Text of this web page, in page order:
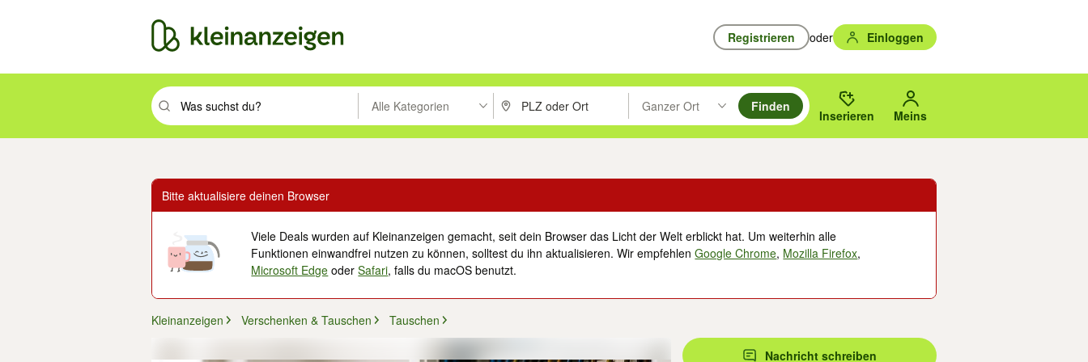
Registrieren oder Einloggen
Suchbegriff eingeben. Eingabetaste drücken um zu suchen, oder Vorschläge mit den Pfeiltasten nach oben/unten durchsuchen und mit Eingabetaste auswählen.
Alle Kategorien PLZ oder Ort eingeben. Eingabetaste drücken um zu suchen, oder Vorschläge mit den Pfeiltasten nach oben/
Ganzer Ort
Suche im Umkreis des gewählten Orts oder PLZ.
Finden
Inserieren Meins
Bitte aktualisiere deinen Browser
Viele Deals wurden auf Kleinanzeigen gemacht, seit dein Browser das Licht der Welt erblickt hat. Um weiterhin alle
Funktionen einwandfrei nutzen zu können, solltest du ihn aktualisieren. Wir empfehlenGoogle Chrome, Mozilla Firefox,
Microsoft Edge oderSafari, falls du macOS benutzt.
Kleinanzeigen Verschenken & Tauschen Tauschen
Nachricht schreiben